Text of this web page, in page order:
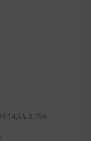
14,5% 0,75л